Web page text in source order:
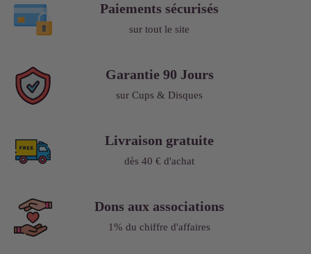
Paiements sécurisés
sur tout le site
Garantie 90 Jours
sur Cups & Disques
Livraison gratuite
dès 40 € d'achat
Dons aux associations
1% du chiffre d'affaires